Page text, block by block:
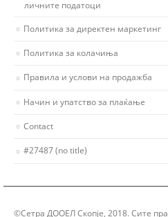
личните податоци
Политика за директен маркетинг
Политика за колачиња
Правила и услови на продажба
Начин и упатство за плаќање
Contact
#27487 (no title)
©Сетра ДООЕЛ Скопје, 2018. Сите